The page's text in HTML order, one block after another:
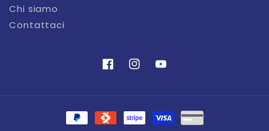
Chi siamo
Contattaci
FacebookInstagramYouTube
Metodi